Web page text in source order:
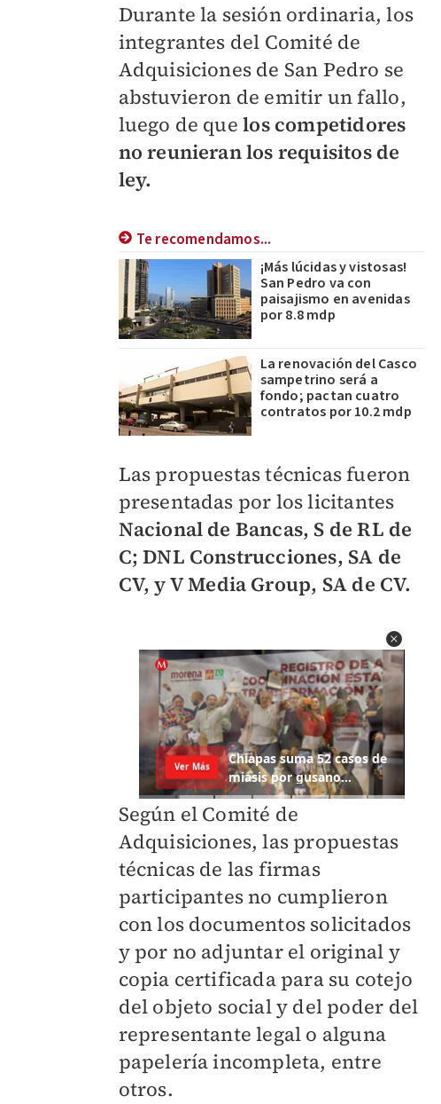
Durante la sesión ordinaria, los
integrantes del Comité de
Adquisiciones de San Pedro se
abstuvieron de emitir un fallo,
luego de que los competidores
no reunieran los requisitos de
ley.
Te recomendamos...
¡Más lúcidas y vistosas!
San Pedro va con
paisajismo en avenidas
por 8.8 mdp
La renovación del Casco
sampetrino será a
fondo; pactan cuatro
contratos por 10.2 mdp
Las propuestas técnicas fueron
presentadas por los licitantes
Nacional de Bancas, S de RL de
C; DNL Construcciones, SA de
CV, y V Media Group, SA de CV.
Según el Comité de
Adquisiciones, las propuestas
técnicas de las firmas
participantes no cumplieron
con los documentos solicitados
y por no adjuntar el original y
copia certificada para su cotejo
del objeto social y del poder del
representante legal o alguna
papelería incompleta, entre
otros.